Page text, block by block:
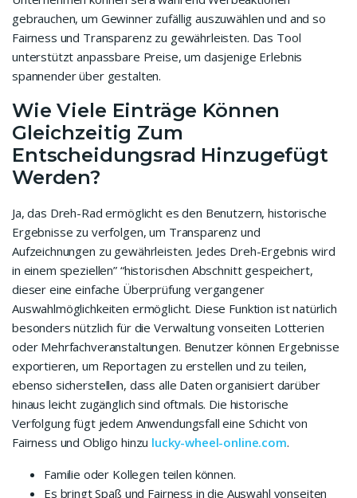
gebrauchen, um Gewinner zufällig auszuwählen und and so
Fairness und Transparenz zu gewährleisten. Das Tool
unterstützt anpassbare Preise, um dasjenige Erlebnis
spannender über gestalten.
Wie Viele Einträge Können
Gleichzeitig Zum
Entscheidungsrad Hinzugefügt
Werden?
Ja, das Dreh-Rad ermöglicht es den Benutzern, historische
Ergebnisse zu verfolgen, um Transparenz und
Aufzeichnungen zu gewährleisten. Jedes Dreh-Ergebnis wird
in einem speziellen” “historischen Abschnitt gespeichert,
dieser eine einfache Überprüfung vergangener
Auswahlmöglichkeiten ermöglicht. Diese Funktion ist natürlich
besonders nützlich für die Verwaltung vonseiten Lotterien
oder Mehrfachveranstaltungen. Benutzer können Ergebnisse
exportieren, um Reportagen zu erstellen und zu teilen,
ebenso sicherstellen, dass alle Daten organisiert darüber
hinaus leicht zugänglich sind oftmals. Die historische
Verfolgung fügt jedem Anwendungsfall eine Schicht von
Fairness und Obligo hinzu lucky-wheel-online.com.
Familie oder Kollegen teilen können.
Es bringt Spaß und Fairness in die Auswahl vonseiten